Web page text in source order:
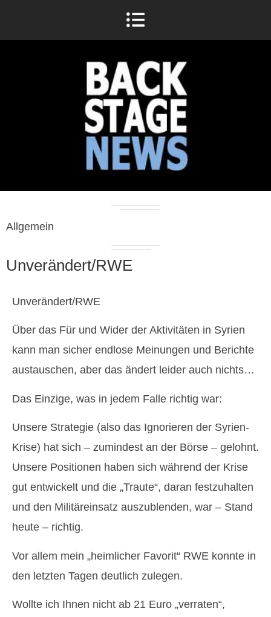
Allgemein
Unverändert/RWE
Unverändert/RWE
Über das Für und Wider der Aktivitäten in Syrien
kann man sicher endlose Meinungen und Berichte
austauschen, aber das ändert leider auch nichts…
Das Einzige, was in jedem Falle richtig war:
Unsere Strategie (also das Ignorieren der Syrien-
Krise) hat sich – zumindest an der Börse – gelohnt.
Unsere Positionen haben sich während der Krise
gut entwickelt und die „Traute“, daran festzuhalten
und den Militäreinsatz auszublenden, war – Stand
heute – richtig.
Vor allem mein „heimlicher Favorit“ RWE konnte in
den letzten Tagen deutlich zulegen.
Wollte ich Ihnen nicht ab 21 Euro „verraten“,